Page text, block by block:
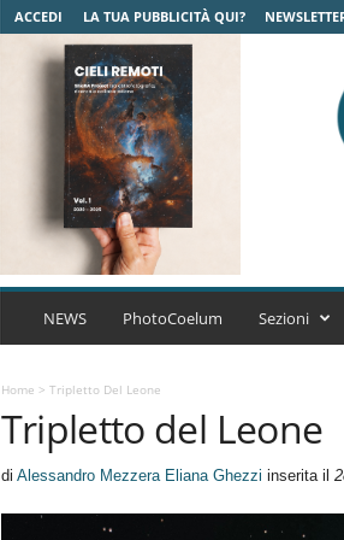
ACCEDI LA TUA PUBBLICITÀ QUI?
C
A
r
NEWS PhotoCoelum Sezioni
Home > Tripletto Del Leone
Tripletto del Leone
di Alessandro Mezzera Eliana Ghezzi inserita il